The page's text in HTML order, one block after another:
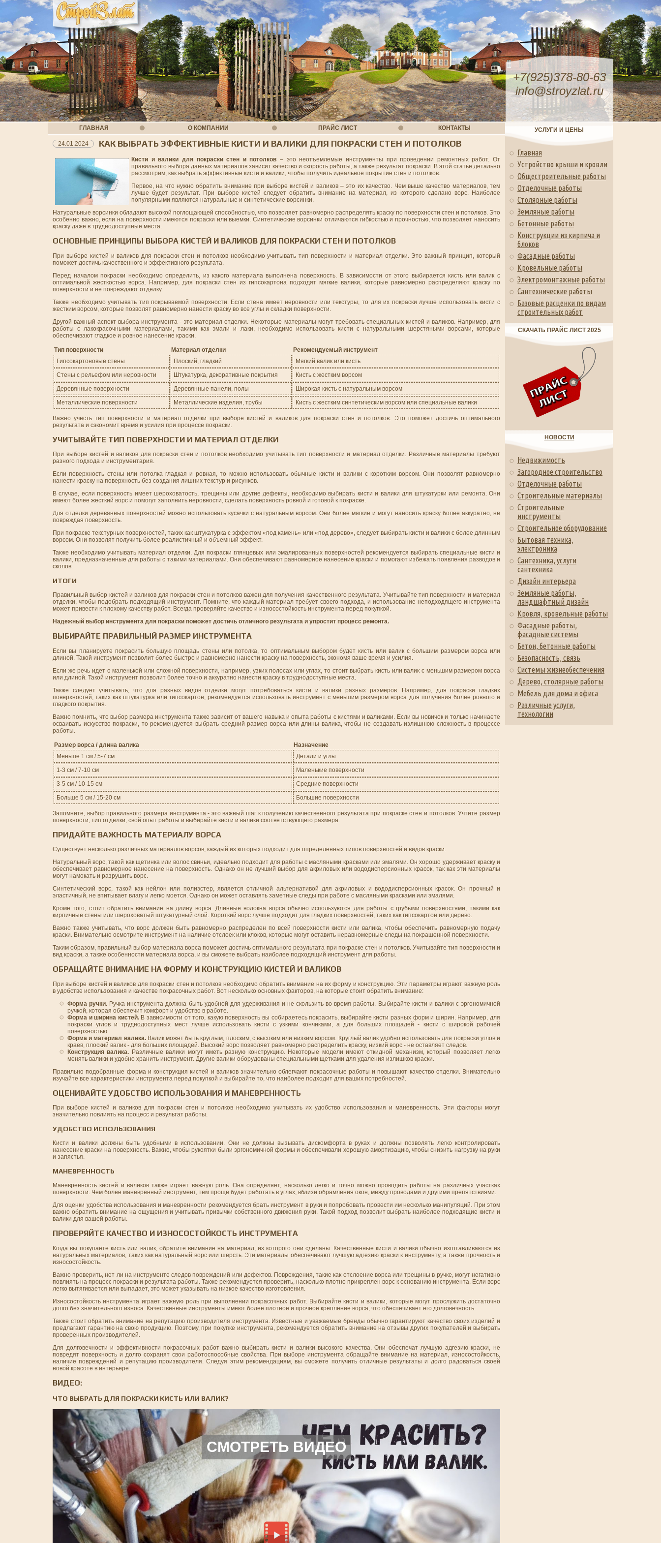
+7(925)378-80-63
info@stroyzlat.ru
ГЛАВНАЯ О КОМПАНИИ ПРАЙС ЛИСТ КОНТАКТЫ
24.01.2024 КАК ВЫБРАТЬ ЭФФЕКТИВНЫЕ КИСТИ И ВАЛИКИ ДЛЯ ПОКРАСКИ СТЕН И ПОТОЛКОВ
Кисти и валики для покраски стен и потолков – это неотъемлемые инструменты при проведении ремонтных работ. От
правильного выбора данных материалов зависит качество и скорость работы, а также результат покраски. В этой статье детально
рассмотрим, как выбрать эффективные кисти и валики, чтобы получить идеальное покрытие стен и потолков.
Первое, на что нужно обратить внимание при выборе кистей и валиков – это их качество. Чем выше качество материалов, тем
лучше будет результат. При выборе кистей следует обратить внимание на материал, из которого сделано ворс. Наиболее
популярными являются натуральные и синтетические ворсинки.
Натуральные ворсинки обладают высокой поглощающей способностью, что позволяет равномерно распределять краску по поверхности стен и потолков. Это
особенно важно, если на поверхности имеются покраски или выемки. Синтетические ворсинки отличаются гибкостью и прочностью, что позволяет наносить
краску даже в труднодоступные места.
ОСНОВНЫЕ ПРИНЦИПЫ ВЫБОРА КИСТЕЙ И ВАЛИКОВ ДЛЯ ПОКРАСКИ СТЕН И ПОТОЛКОВ
При выборе кистей и валиков для покраски стен и потолков необходимо учитывать тип поверхности и материал отделки. Это важный принцип, который
поможет достичь качественного и эффективного результата.
Перед началом покраски необходимо определить, из какого материала выполнена поверхность. В зависимости от этого выбирается кисть или валик с
оптимальной жесткостью ворса. Например, для покраски стен из гипсокартона подходят мягкие валики, которые равномерно распределяют краску по
поверхности и не повреждают отделку.
Также необходимо учитывать тип покрываемой поверхности. Если стена имеет неровности или текстуры, то для их покраски лучше использовать кисти с
жестким ворсом, которые позволят равномерно нанести краску во все углы и складки поверхности.
Другой важный аспект выбора инструмента - это материал отделки. Некоторые материалы могут требовать специальных кистей и валиков. Например, для
работы с лакокрасочными материалами, такими как эмали и лаки, необходимо использовать кисти с натуральными шерстяными ворсами, которые
обеспечивают гладкое и ровное нанесение краски.
Тип поверхности Материал отделки
Рекомендуемый инструмент
Гипсокартоновые стены
Плоский, гладкий
Мягкий валик или кисть
Стены с рельефом или неровности
Штукатурка, декоративные покрытия
Кисть с жестким ворсом
Деревянные поверхности
Деревянные панели, полы
Широкая кисть с натуральным ворсом
Металлические поверхности
Металлические изделия, трубы Кисть с жестким синтетическим ворсом или специальные валики
Важно учесть тип поверхности и материал отделки при выборе кистей и валиков для покраски стен и потолков. Это поможет достичь оптимального
результата и сэкономит время и усилия при процессе покраски.
УЧИТЫВАЙТЕ ТИП ПОВЕРХНОСТИ И МАТЕРИАЛ ОТДЕЛКИ
При выборе кистей и валиков для покраски стен и потолков необходимо учитывать тип поверхности и материал отделки. Различные материалы требуют
разного подхода и инструментария.
Если поверхность стены или потолка гладкая и ровная, то можно использовать обычные кисти и валики с коротким ворсом. Они позволят равномерно
нанести краску на поверхность без создания лишних текстур и рисунков.
В случае, если поверхность имеет шероховатость, трещины или другие дефекты, необходимо выбирать кисти и валики для штукатурки или ремонта. Они
имеют более жесткий ворс и помогут заполнить неровности, сделать поверхность ровной и готовой к покраске.
Для отделки деревянных поверхностей можно использовать кусачки с натуральным ворсом. Они более мягкие и могут наносить краску более аккуратно, не
повреждая поверхность.
При покраске текстурных поверхностей, таких как штукатурка с эффектом «под камень» или «под дерево», следует выбирать кисти и валики с более длинным
ворсом. Они позволят получить более реалистичный и объемный эффект.
Также необходимо учитывать материал отделки. Для покраски глянцевых или эмалированных поверхностей рекомендуется выбирать специальные кисти и
валики, предназначенные для работы с такими материалами. Они обеспечивают равномерное нанесение краски и помогают избежать появления разводов и
сколов.
ИТОГИ
Правильный выбор кистей и валиков для покраски стен и потолков важен для получения качественного результата. Учитывайте тип поверхности и материал
отделки, чтобы подобрать подходящий инструмент. Помните, что каждый материал требует своего подхода, и использование неподходящего инструмента
может привести к плохому качеству работ. Всегда проверяйте качество и износостойкость инструмента перед покупкой.
Надежный выбор инструмента для покраски поможет достичь отличного результата и упростит процесс ремонта.
ВЫБИРАЙТЕ ПРАВИЛЬНЫЙ РАЗМЕР ИНСТРУМЕНТА
Если вы планируете покрасить большую площадь стены или потолка, то оптимальным выбором будет кисть или валик с большим размером ворса или
длиной. Такой инструмент позволит более быстро и равномерно нанести краску на поверхность, экономя ваше время и усилия.
Если же речь идет о маленькой или сложной поверхности, например, узких полосах или углах, то стоит выбрать кисть или валик с меньшим размером ворса
или длиной. Такой инструмент позволит более точно и аккуратно нанести краску в труднодоступные места.
Также следует учитывать, что для разных видов отделки могут потребоваться кисти и валики разных размеров. Например, для покраски гладких
поверхностей, таких как штукатурка или гипсокартон, рекомендуется использовать инструмент с меньшим размером ворса для получения более ровного и
гладкого покрытия.
Важно помнить, что выбор размера инструмента также зависит от вашего навыка и опыта работы с кистями и валиками. Если вы новичок и только начинаете
осваивать искусство покраски, то рекомендуется выбрать средний размер ворса или длины валика, чтобы не создавать излишнюю сложность в процессе
работы.
Размер ворса / длина валика
Назначение
Меньше 1 см / 5-7 см
Детали и углы
1-3 см / 7-10 см
Маленькие поверхности
3-5 см / 10-15 см
Средние поверхности
Больше 5 см / 15-20 см
Большие поверхности
Запомните, выбор правильного размера инструмента - это важный шаг к получению качественного результата при покраске стен и потолков. Учтите размер
поверхности, тип отделки, свой опыт работы и выбирайте кисти и валики соответствующего размера.
ПРИДАЙТЕ ВАЖНОСТЬ МАТЕРИАЛУ ВОРСА
Существует несколько различных материалов ворсов, каждый из которых подходит для определенных типов поверхностей и видов краски.
Натуральный ворс, такой как щетинка или волос свиньи, идеально подходит для работы с масляными красками или эмалями. Он хорошо удерживает краску и
обеспечивает равномерное нанесение на поверхность. Однако он не лучший выбор для акриловых или вододисперсионных красок, так как эти материалы
могут намокать и разрушить ворс.
Синтетический ворс, такой как нейлон или полиэстер, является отличной альтернативой для акриловых и вододисперсионных красок. Он прочный и
эластичный, не впитывает влагу и легко моется. Однако он может оставлять заметные следы при работе с масляными красками или эмалями.
Кроме того, стоит обратить внимание на длину ворса. Длинные волокна ворса обычно используются для работы с грубыми поверхностями, такими как
кирпичные стены или шероховатый штукатурный слой. Короткий ворс лучше подходит для гладких поверхностей, таких как гипсокартон или дерево.
Важно также учитывать, что ворс должен быть равномерно распределен по всей поверхности кисти или валика, чтобы обеспечить равномерную подачу
краски. Внимательно осмотрите инструмент на наличие отслоек или клоков, которые могут оставить неравномерные следы на покрашенной поверхности.
Таким образом, правильный выбор материала ворса поможет достичь оптимального результата при покраске стен и потолков. Учитывайте тип поверхности и
вид краски, а также особенности материала ворса, и вы сможете выбрать наиболее подходящий инструмент для работы.
ОБРАЩАЙТЕ ВНИМАНИЕ НА ФОРМУ И КОНСТРУКЦИЮ КИСТЕЙ И ВАЛИКОВ
При выборе кистей и валиков для покраски стен и потолков необходимо обратить внимание на их форму и конструкцию. Эти параметры играют важную роль
в удобстве использования и качестве покрасочных работ. Вот несколько основных факторов, на которые стоит обратить внимание:
Форма ручки. Ручка инструмента должна быть удобной для удерживания и не скользить во время работы. Выбирайте кисти и валики с эргономичной
ручкой, которая обеспечит комфорт и удобство в работе.
Форма и ширина кистей.В зависимости от того, какую поверхность вы собираетесь покрасить, выбирайте кисти разных форм и ширин. Например, для
покраски углов и труднодоступных мест лучше использовать кисти с узкими кончиками, а для больших площадей - кисти с широкой рабочей
поверхностью.
Форма и материал валика.Валик может быть круглым, плоским, с высоким или низким ворсом. Круглый валик удобно использовать для покраски углов и
краев, плоский валик - для больших площадей. Высокий ворс позволяет равномерно распределить краску, низкий ворс - не оставляет следов.
Конструкция валика. Различные валики могут иметь разную конструкцию. Некоторые модели имеют откидной механизм, который позволяет легко
менять валики и удобно хранить инструмент. Другие валики оборудованы специальными щетками для удаления излишков краски.
Правильно подобранные форма и конструкция кистей и валиков значительно облегчают покрасочные работы и повышают качество отделки. Внимательно
изучайте все характеристики инструмента перед покупкой и выбирайте то, что наиболее подходит для ваших потребностей.
ОЦЕНИВАЙТЕ УДОБСТВО ИСПОЛЬЗОВАНИЯ И МАНЕВРЕННОСТЬ
При выборе кистей и валиков для покраски стен и потолков необходимо учитывать их удобство использования и маневренность. Эти факторы могут
значительно повлиять на процесс и результат работы.
УДОБСТВО ИСПОЛЬЗОВАНИЯ
Кисти и валики должны быть удобными в использовании. Они не должны вызывать дискомфорта в руках и должны позволять легко контролировать
нанесение краски на поверхность. Важно, чтобы рукоятки были эргономичной формы и обеспечивали хорошую амортизацию, чтобы снизить нагрузку на руки
и запястья.
МАНЕВРЕННОСТЬ
Маневренность кистей и валиков также играет важную роль. Она определяет, насколько легко и точно можно проводить работы на различных участках
поверхности. Чем более маневренный инструмент, тем проще будет работать в углах, вблизи обрамления окон, между проводами и другими препятствиями.
Для оценки удобства использования и маневренности рекомендуется брать инструмент в руки и попробовать провести им несколько манипуляций. При этом
важно обратить внимание на ощущения и учитывать привычки собственного движения руки. Такой подход позволит выбрать наиболее подходящие кисти и
валики для вашей работы.
ПРОВЕРЯЙТЕ КАЧЕСТВО И ИЗНОСОСТОЙКОСТЬ ИНСТРУМЕНТА
Когда вы покупаете кисть или валик, обратите внимание на материал, из которого они сделаны. Качественные кисти и валики обычно изготавливаются из
натуральных материалов, таких как натуральный ворс или шерсть. Эти материалы обеспечивают лучшую адгезию краски к инструменту, а также прочность и
износостойкость.
Важно проверить, нет ли на инструменте следов повреждений или дефектов. Повреждения, такие как отслоение ворса или трещины в ручке, могут негативно
повлиять на процесс покраски и результата работы. Также рекомендуется проверить, насколько плотно прикреплен ворс к основанию инструмента. Если ворс
легко вытягивается или выпадает, это может указывать на низкое качество изготовления.
Износостойкость инструмента играет важную роль при выполнении покрасочных работ. Выбирайте кисти и валики, которые могут прослужить достаточно
долго без значительного износа. Качественные инструменты имеют более плотное и прочное крепление ворса, что обеспечивает его долговечность.
Также стоит обратить внимание на репутацию производителя инструмента. Известные и уважаемые бренды обычно гарантируют качество своих изделий и
предлагают гарантию на свою продукцию. Поэтому, при покупке инструмента, рекомендуется обратить внимание на отзывы других покупателей и выбирать
проверенных производителей.
Для долговечности и эффективности покрасочных работ важно выбирать кисти и валики высокого качества. Они обеспечат лучшую адгезию краски, не
повредят поверхность и долго сохранят свои работоспособные свойства. При выборе инструмента обращайте внимание на материал, износостойкость,
наличие повреждений и репутацию производителя. Следуя этим рекомендациям, вы сможете получить отличные результаты и долго радоваться своей
новой красоте в интерьере.
ВИДЕО:
ЧТО ВЫБРАТЬ ДЛЯ ПОКРАСКИ КИСТЬ ИЛИ ВАЛИК?
СМОТРЕТЬ ВИДЕО
УСЛУГИ И ЦЕНЫ
Главная
Устройство крыши и кровли
Общестроительные работы
Отделочные работы
Столярные работы
Земляные работы
Бетонные работы
Конструкции из кирпича и
блоков
Фасадные работы
Кровельные работы
Электромонтажные работы
Сантехнические работы
Базовые расценки по видам
строительных работ
СКАЧАТЬ ПРАЙС ЛИСТ 2025
НОВОСТИ
Недвижимость
Загородное строительство
Отделочные работы
Строительные материалы
Строительные
инструменты
Строительное оборудование
Бытовая техника,
электроника
Сантехника, услуги
сантехника
Дизайн интерьера
Земляные работы,
ландшафтный дизайн
Кровля, кровельные работы
Фасадные работы,
фасадные системы
Бетон, бетонные работы
Безопасность, связь
Системы жизнеобеспечения
Дерево, столярные работы
Мебель для дома и офиса
Различные услуги,
технологии